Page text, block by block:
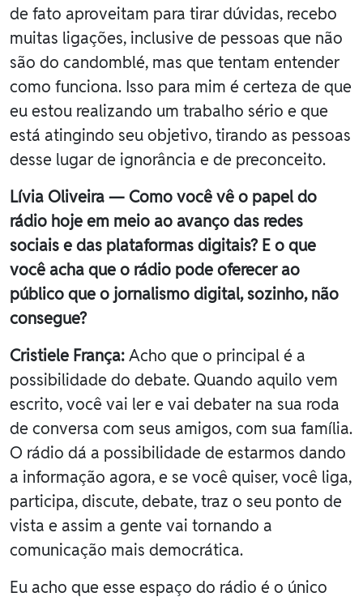
de fato aproveitam para tirar dúvidas, recebo
muitas ligações, inclusive de pessoas que não
são do candomblé, mas que tentam entender
como funciona. Isso para mim é certeza de que
eu estou realizando um trabalho sério e que
está atingindo seu objetivo, tirando as pessoas
desse lugar de ignorância e de preconceito.
Lívia Oliveira — Como você vê o papel do
rádio hoje em meio ao avanço das redes
sociais e das plataformas digitais? E o que
você acha que o rádio pode oferecer ao
público que o jornalismo digital, sozinho, não
consegue?
Cristiele França: Acho que o principal é a
possibilidade do debate. Quando aquilo vem
escrito, você vai ler e vai debater na sua roda
de conversa com seus amigos, com sua família.
O rádio dá a possibilidade de estarmos dando
a informação agora, e se você quiser, você liga,
participa, discute, debate, traz o seu ponto de
vista e assim a gente vai tornando a
comunicação mais democrática.
Eu acho que esse espaço do rádio é o único